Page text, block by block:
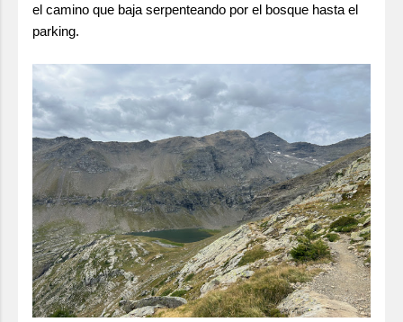
el camino que baja serpenteando por el bosque hasta el
parking.